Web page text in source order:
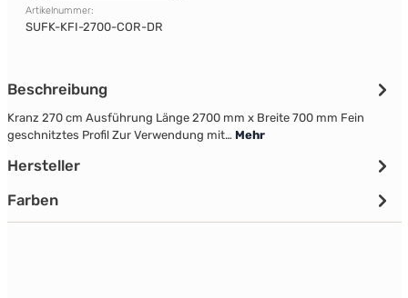
Artikelnummer:
SUFK-KFI-2700-COR-DR
Beschreibung
Kranz 270 cm Ausführung Länge 2700 mm x Breite 700 mm Fein
geschnitztes Profil Zur Verwendung mit… Mehr
Hersteller
Farben